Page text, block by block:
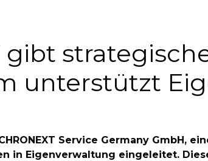
gibt
unterstützt
Service Germany
in Eigenverwaltung eingeleitet.